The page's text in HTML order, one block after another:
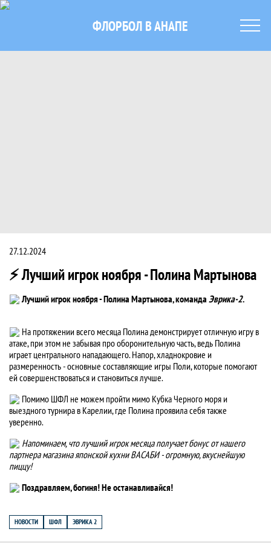
ФЛОРБОЛ В АНАПЕ
⚡ Лучший игрок ноября - Полина
Новость
27.12.2024
⚡ Лучший игрок ноября - Полина Мартынова
Лучший игрок ноября - Полина Мартынова, команда Эврика-2.
На протяжении всего месяца Полина демонстрирует отличную игру в
атаке, при этом не забывая про оборонительную часть, ведь Полина
играет центрального нападающего. Напор, хладнокровие и
размеренность - основные составляющие игры Поли, которые помогают
ей совершенствоваться и становиться лучше.
Помимо ШФЛ не можем пройти мимо Кубка Черного моря и
выездного турнира в Карелии, где Полина проявила себя также
уверенно.
Напоминаем, что лучший игрок месяца получает бонус от нашего
партнера магазина японской кухни ВАСАБИ - огромную, вкуснейшую
пиццу!
Поздравляем, богиня! Не останавливайся!
НОВОСТИ ШФЛ ЭВРИКА 2